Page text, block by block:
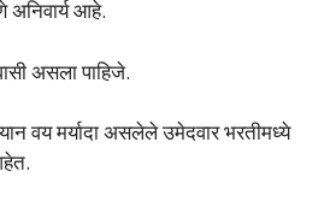
अनिवार्य आहे.
असला पाहिजे.
वय मर्यादा असलेले उमेदवार भरतीमध्ये